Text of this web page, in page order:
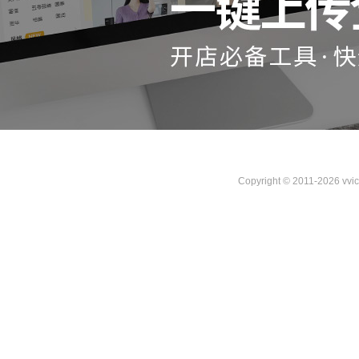
Copyright © 2011-2026